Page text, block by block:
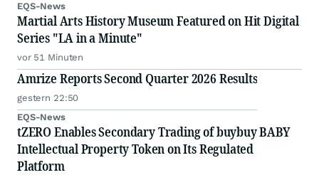
EQS-News
Martial Arts History Museum Featured on Hit Digital
Series "LA in a Minute"
vor 51 Minuten
Amrize Reports Second Quarter 2026 Results
gestern 22:50
EQS-News
tZERO Enables Secondary Trading of buybuy BABY
Intellectual Property Token on Its Regulated
Platform